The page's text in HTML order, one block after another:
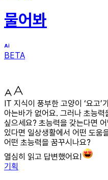
물어봐
BETA
IT 지식이 풍부한 고양이 ‘요고’
아는바가 없어요. 그러나 초능
싶으세요? 초능력을 갖는다면
있다면 일상생활에서 어떤 도움
어떤 초능력을 꿈꾸시나요?
열심히 읽고 답변했어요!
기획